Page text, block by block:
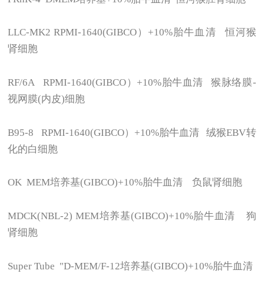
LLC-MK2 RPMI-1640(GIBCO ）+10%胎牛血清 恒河猴
肾细胞
RF/6A RPMI-1640(GIBCO ）+10%胎牛血清 猴脉络膜-
视网膜(内皮)细胞
B95-8 RPMI-1640(GIBCO）+10%胎牛血清 绒猴EBV转
化的白细胞
OK MEM培养基(GIBCO)+10%胎牛血清 负鼠肾细胞
MDCK(NBL-2) MEM培养基(GIBCO)+10%胎牛血清 狗
肾细胞
Super Tube "D-MEM/F-12培养基(GIBCO)+10%胎牛血清